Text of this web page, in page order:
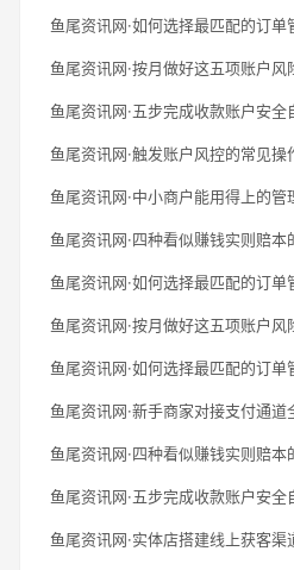
鱼尾资讯网·如何选择最匹配的订单
鱼尾资讯网·按月做好这五项账户风
鱼尾资讯网·五步完成收款账户安全
鱼尾资讯网·触发账户风控的常见操
鱼尾资讯网·中小商户能用得上的管
鱼尾资讯网·四种看似赚钱实则赔本
鱼尾资讯网·如何选择最匹配的订单
鱼尾资讯网·按月做好这五项账户风
鱼尾资讯网·如何选择最匹配的订单
鱼尾资讯网·新手商家对接支付通道
鱼尾资讯网·四种看似赚钱实则赔本
鱼尾资讯网·五步完成收款账户安全
鱼尾资讯网·实体店搭建线上获客渠